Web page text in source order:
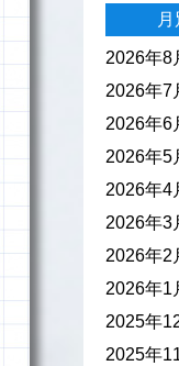
2026年8
2026年7
2026年6
2026年5
2026年4
2026年3
2026年2
2026年1
2025年
2025年